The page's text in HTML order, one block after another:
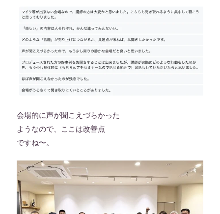
会場的に声が聞こえづらかった
ようなので、ここは改善点
ですね〜。